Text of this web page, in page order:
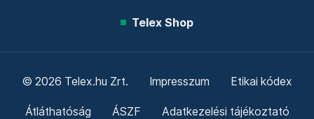
Telex Shop
© 2026 Telex.hu Zrt. Impresszum Etikai kódex
Átláthatóság ÁSZF Adatkezelési tájékoztató